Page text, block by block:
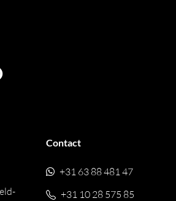
Contact
+31 63 88 481 47
+31 10 28 575 85